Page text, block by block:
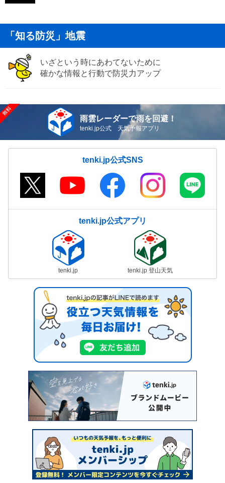
「知る防災」地震
いざという時にあわてないために
確かな情報と行動で防災力アップ
雨雲レーダーで雨を回避！
tenki.jp公式 天気予報アプリ
tenki.jp公式SNS
tenki.jp公式アプリ
tenki.jp tenki.jp 登山天気